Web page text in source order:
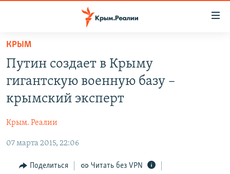
Вернуться
основному
содержанию
главной
навигации
Вернутся
поиску
СПЕЦПРОЕКТЫ
ЕЩЕ
ИНТЕРАКТИВ
ИНФОГРАФИКА
РАДІО СВОБОДА
КАК ОБОЙТИ БЛОКИРОВКУ
КРЫМ
Путин создает в Крыму
гигантскую военную базу –
крымский эксперт
Крым. Реалии
07 марта 2015, 22:06
Поделиться Читать без VPN